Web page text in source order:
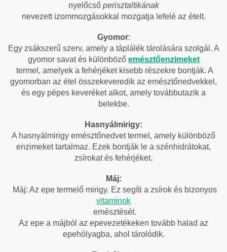
nyelőcső perisztaltikának
nevezett izommozgásokkal mozgatja lefelé az ételt.
Gyomor:
Egy zsákszerű szerv, amely a táplálék tárolására szolgál. A
gyomor savat és különböző emésztőenzimeket
termel, amelyek a fehérjéket kisebb részekre bontják. A
gyomorban az étel összekeveredik az emésztőnedvekkel,
és egy pépes keveréket alkot, amely továbbutazik a
belekbe.
Hasnyálmirigy:
A hasnyálmirigy emésztőnedvet termel, amely különböző
enzimeket tartalmaz. Ezek bontják le a szénhidrátokat,
zsírokat és fehérjéket.
Máj:
Máj: Az epe termelő mirigy. Ez segíti a zsírok és bizonyos
vitaminok
emésztését.
Az epe a májból az epevezetékeken tovább halad az
epehólyagba, ahol tárolódik.